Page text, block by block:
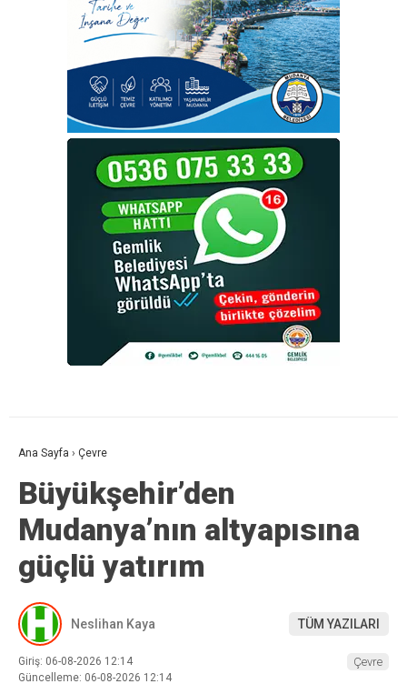
Ana Sayfa › Çevre
Büyükşehir’den
Mudanya’nın altyapısına
güçlü yatırım
Neslihan Kaya TÜM YAZILARI
Giriş: 06-08-2026 12:14
Güncelleme: 06-08-2026 12:14
Çevre